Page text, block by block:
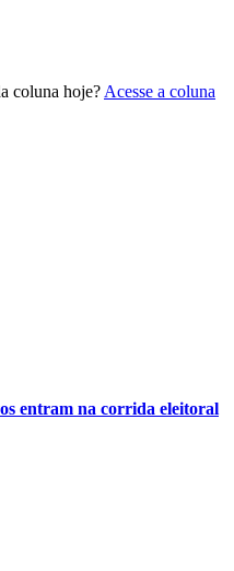
coluna hoje? Acesse a coluna
entram na corrida eleitoral